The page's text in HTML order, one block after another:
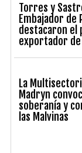
Torres y
Embajador de
destacaron el
exportador de
La
Madryn
soberanía y
las Malvinas